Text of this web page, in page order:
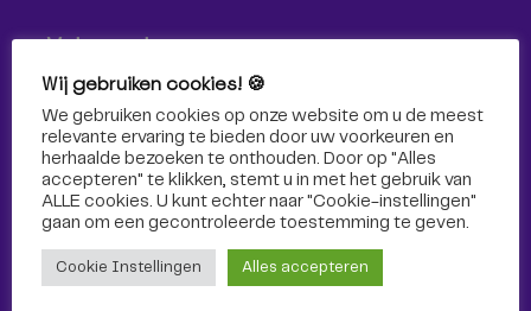
Volg ons!
Volg Omroep Tilburg niet alleen hier, maar ook via social
media!
Wij gebruiken cookies! 🍪
We gebruiken cookies op onze website om u de meest
relevante ervaring te bieden door uw voorkeuren en
herhaalde bezoeken te onthouden. Door op "Alles
accepteren" te klikken, stemt u in met het gebruik van
ALLE cookies. U kunt echter naar "Cookie-instellingen"
gaan om een ​​gecontroleerde toestemming te geven.
Cookie Instellingen Alles accepteren